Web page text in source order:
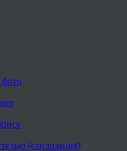
фото
(стилизация)